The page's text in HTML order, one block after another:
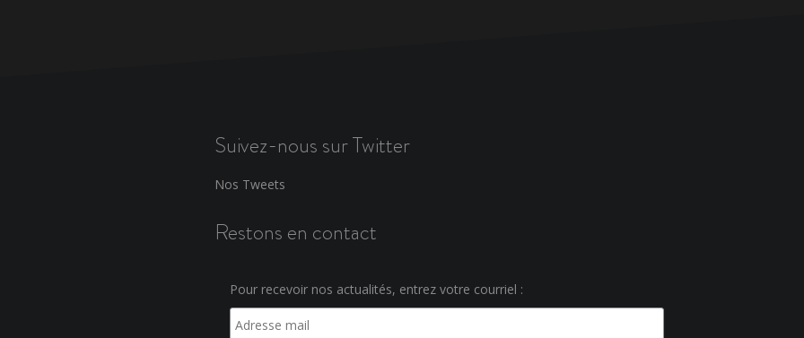
Suivez-nous sur Twitter
Nos Tweets
Restons en contact
Pour recevoir nos actualités, entrez votre courriel :